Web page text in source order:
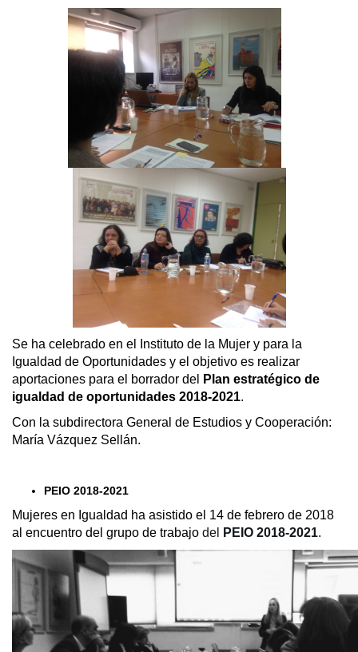
Se ha celebrado en el Instituto de la Mujer y para la
Igualdad de Oportunidades y el objetivo es realizar
aportaciones para el borrador del
Plan estratégico de
igualdad de oportunidades 2018-2021.
Con la subdirectora General de Estudios y Cooperación:
María Vázquez Sellán.
PEIO 2018-2021
Mujeres en Igualdad ha asistido el 14 de febrero de 2018
al encuentro del grupo de trabajo del PEIO 2018-2021.